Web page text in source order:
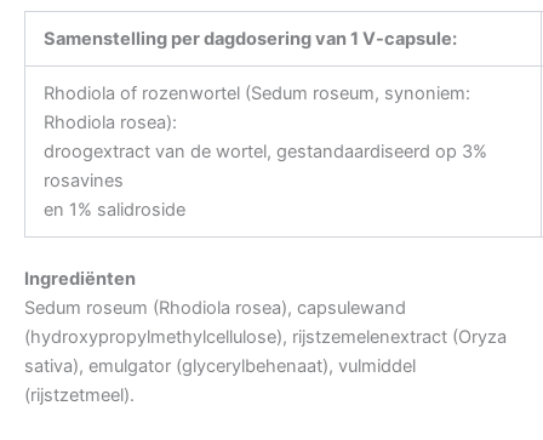
Samenstelling per dagdosering van 1 V-capsule:
Rhodiola of rozenwortel (Sedum roseum, synoniem:
Rhodiola rosea):
droogextract van de wortel, gestandaardiseerd op 3%
rosavines
en 1% salidroside
Ingrediënten
Sedum roseum (Rhodiola rosea), capsulewand
(hydroxypropylmethylcellulose), rijstzemelenextract (Oryza
sativa), emulgator (glycerylbehenaat), vulmiddel
(rijstzetmeel).